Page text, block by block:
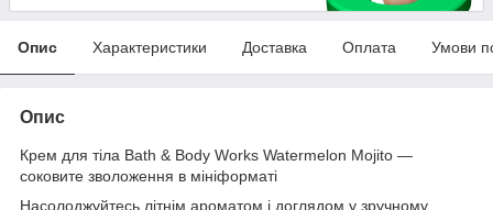
Опис Характеристики Доставка Оплата Умови
Опис
Крем для тіла Bath & Body Works Watermelon Mojito —
соковите зволоження в мініформаті
Насолоджуйтесь літнім ароматом і доглядом у зручному